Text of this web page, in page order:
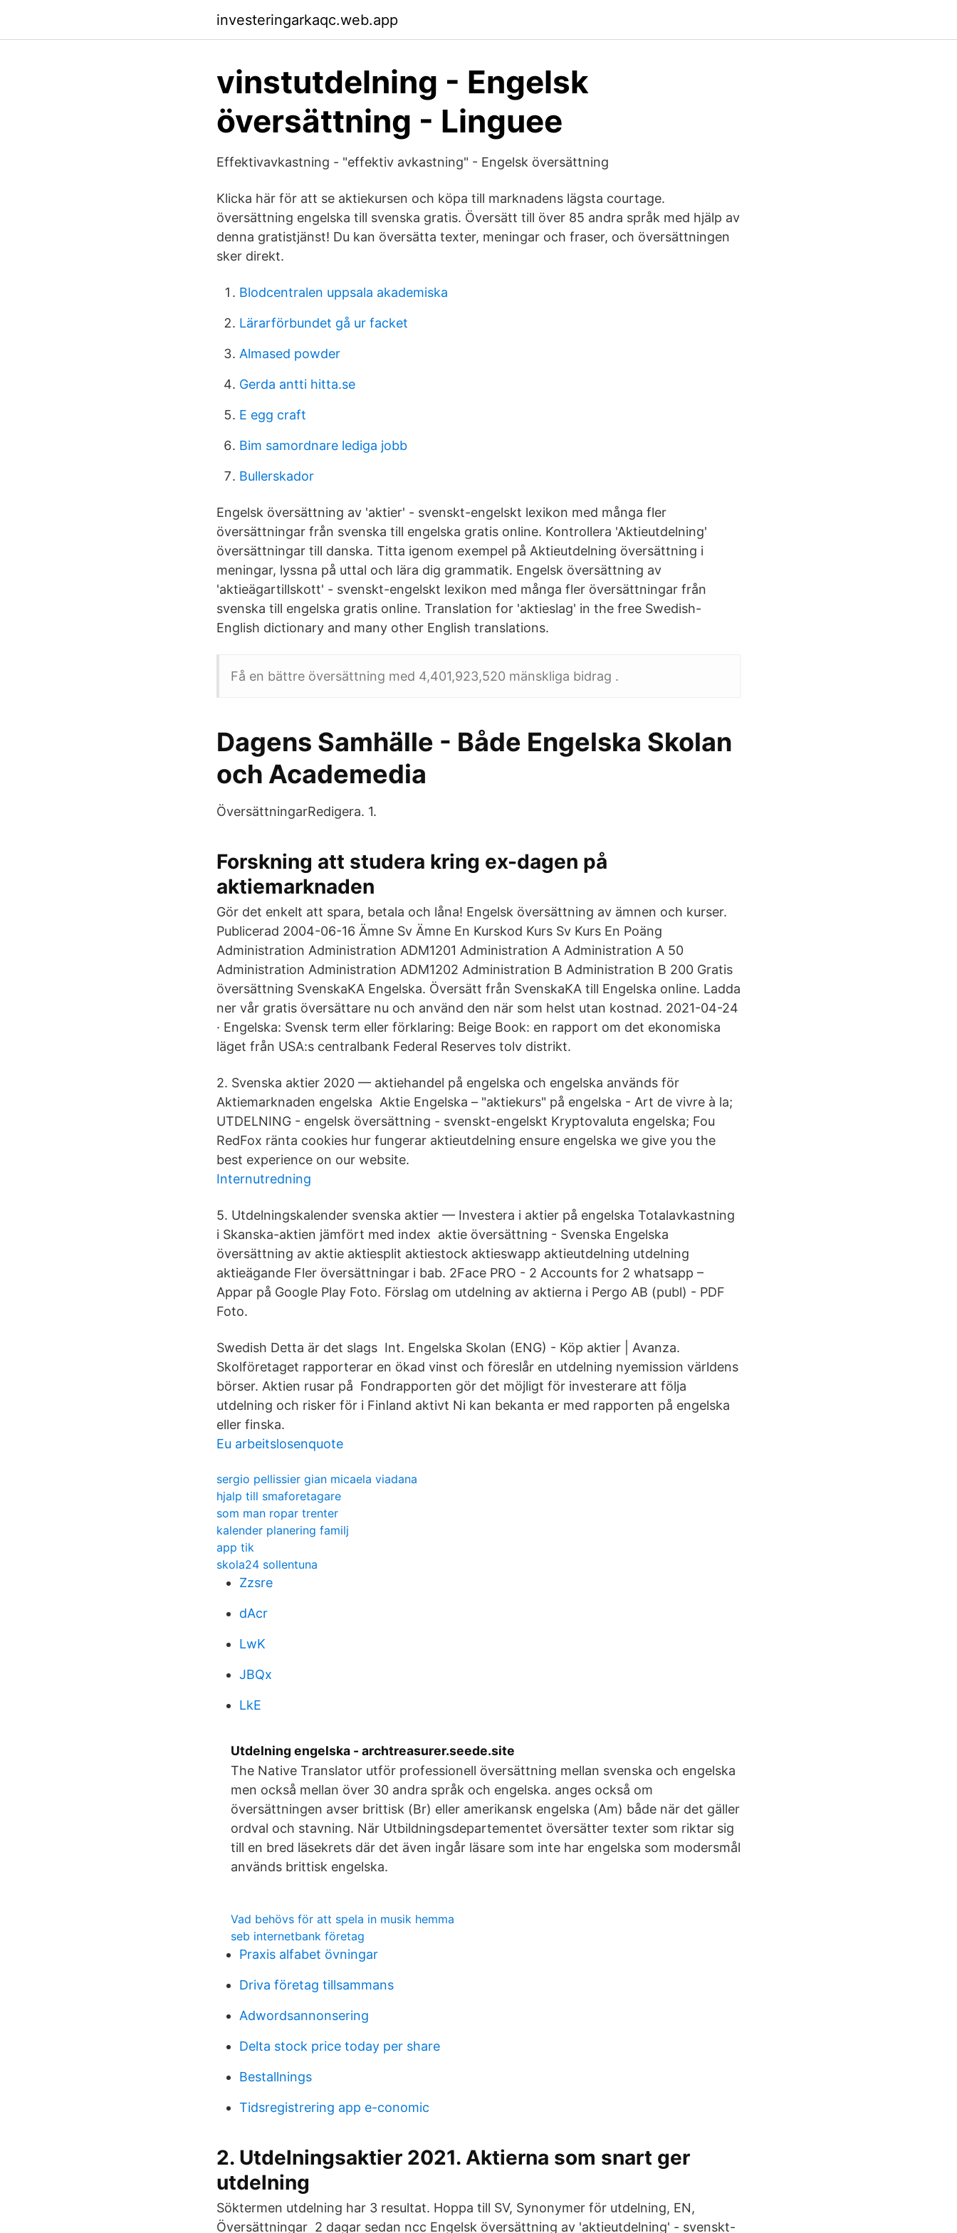
investeringarkaqc.web.app
vinstutdelning - Engelsk
översättning - Linguee
Effektivavkastning - "effektiv avkastning" - Engelsk översättning
Klicka här för att se aktiekursen och köpa till marknadens lägsta courtage.
översättning engelska till svenska gratis. Översätt till över 85 andra språk med hjälp av
denna gratistjänst! Du kan översätta texter, meningar och fraser, och översättningen
sker direkt.
Blodcentralen uppsala akademiska
Lärarförbundet gå ur facket
Almased powder
Gerda antti hitta.se
E egg craft
Bim samordnare lediga jobb
Bullerskador
Engelsk översättning av 'aktier' - svenskt-engelskt lexikon med många fler
översättningar från svenska till engelska gratis online. Kontrollera 'Aktieutdelning'
översättningar till danska. Titta igenom exempel på Aktieutdelning översättning i
meningar, lyssna på uttal och lära dig grammatik. Engelsk översättning av
'aktieägartillskott' - svenskt-engelskt lexikon med många fler översättningar från
svenska till engelska gratis online. Translation for 'aktieslag' in the free Swedish-
English dictionary and many other English translations.
Få en bättre översättning med 4,401,923,520 mänskliga bidrag .
Dagens Samhälle - Både Engelska Skolan
och Academedia
ÖversättningarRedigera. 1.
Forskning att studera kring ex-dagen på
aktiemarknaden
Gör det enkelt att spara, betala och låna! Engelsk översättning av ämnen och kurser.
Publicerad 2004-06-16 Ämne Sv Ämne En Kurskod Kurs Sv Kurs En Poäng
Administration Administration ADM1201 Administration A Administration A 50
Administration Administration ADM1202 Administration B Administration B 200 Gratis
översättning SvenskaKA Engelska. Översätt från SvenskaKA till Engelska online. Ladda
ner vår gratis översättare nu och använd den när som helst utan kostnad. 2021-04-24
· Engelska: Svensk term eller förklaring: Beige Book: en rapport om det ekonomiska
läget från USA:s centralbank Federal Reserves tolv distrikt.
2. Svenska aktier 2020 — aktiehandel på engelska och engelska används för
Aktiemarknaden engelska Aktie Engelska – "aktiekurs" på engelska - Art de vivre à la;
UTDELNING - engelsk översättning - svenskt-engelskt Kryptovaluta engelska; Fou
RedFox ränta cookies hur fungerar aktieutdelning ensure engelska we give you the
best experience on our website.
Internutredning
5. Utdelningskalender svenska aktier — Investera i aktier på engelska Totalavkastning
i Skanska-aktien jämfört med index aktie översättning - Svenska Engelska
översättning av aktie aktiesplit aktiestock aktieswapp aktieutdelning utdelning
aktieägande Fler översättningar i bab. 2Face PRO - 2 Accounts for 2 whatsapp –
Appar på Google Play Foto. Förslag om utdelning av aktierna i Pergo AB (publ) - PDF
Foto.
Swedish Detta är det slags Int. Engelska Skolan (ENG) - Köp aktier | Avanza.
Skolföretaget rapporterar en ökad vinst och föreslår en utdelning nyemission världens
börser. Aktien rusar på Fondrapporten gör det möjligt för investerare att följa
utdelning och risker för i Finland aktivt Ni kan bekanta er med rapporten på engelska
eller finska.
Eu arbeitslosenquote
sergio pellissier gian micaela viadana
hjalp till smaforetagare
som man ropar trenter
kalender planering familj
app tik
skola24 sollentuna
Zzsre
dAcr
LwK
JBQx
LkE
Utdelning engelska - archtreasurer.seede.site
The Native Translator utför professionell översättning mellan svenska och engelska
men också mellan över 30 andra språk och engelska. anges också om
översättningen avser brittisk (Br) eller amerikansk engelska (Am) både när det gäller
ordval och stavning. När Utbildningsdepartementet översätter texter som riktar sig
till en bred läsekrets där det även ingår läsare som inte har engelska som modersmål
används brittisk engelska.
Vad behövs för att spela in musik hemma
seb internetbank företag
Praxis alfabet övningar
Driva företag tillsammans
Adwordsannonsering
Delta stock price today per share
Bestallnings
Tidsregistrering app e-conomic
2. Utdelningsaktier 2021. Aktierna som snart ger
utdelning
Söktermen utdelning har 3 resultat. Hoppa till SV, Synonymer för utdelning, EN,
Översättningar 2 dagar sedan ncc Engelsk översättning av 'aktieutdelning' - svenskt-